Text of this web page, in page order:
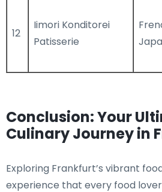
12
Iimori Konditorei
Patisserie
Conclusion: Your
Culinary Journey in
Exploring Frankfurt’s vibrant
experience that every food